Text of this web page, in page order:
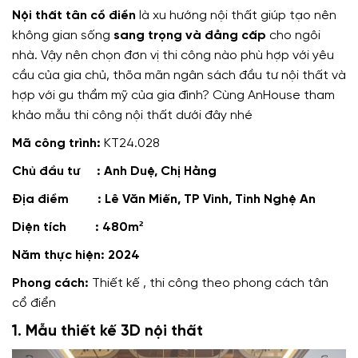
Nội thất tân cổ điển là xu hướng nội thất giúp tạo nên
không gian sống sang trọng và đẳng cấp cho ngôi
nhà. Vậy nên chọn đơn vị thi công nào phù hợp với yêu
cầu của gia chủ, thõa mãn ngân sách đầu tư nội thất và
hợp với gu thẩm mỹ của gia đình? Cùng AnHouse tham
khảo mẫu thi công nội thất dưới đây nhé
Mã công trình: KT24.028
Chủ đầu tư : Anh Duệ, Chị Hằng
Địa điểm : Lê Văn Miến, TP Vinh, Tỉnh Nghệ An
Diện tích : 480m²
Năm thực hiện: 2024
Phong cách: Thiết kế , thi công theo phong cách tân
cổ điển
1. Mẫu thiết kế 3D nội thất